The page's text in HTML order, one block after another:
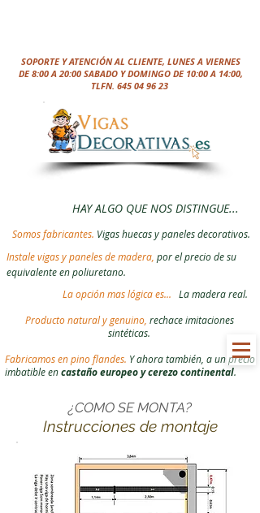
SOPORTE Y ATENCIÓN AL CLIENTE, LUNES A VIERNES
DE 8:00 A 20:00 SABADO Y DOMINGO DE 10:00 A 14:00,
TLFN. 645 04 96 23
HAY ALGO QUE NOS DISTINGUE...
Somos fabricantes. Vigas huecas y paneles decorativos.
La opción mas lógica es...
La madera real.
Producto natural y genuino, rechace imitaciones
sintéticas.
Instale vigas y paneles de madera, por el precio de su
equivalente en poliuretano.
Fabricamos en pino flandes. Y ahora también, a un precio
imbatible encastaño europeo y cerezo continental.
¿COMO SE MONTA?
Instrucciones de montaje